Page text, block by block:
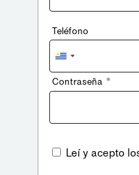
Teléfono
Uruguay
+598
Contraseña *
Leí y acepto